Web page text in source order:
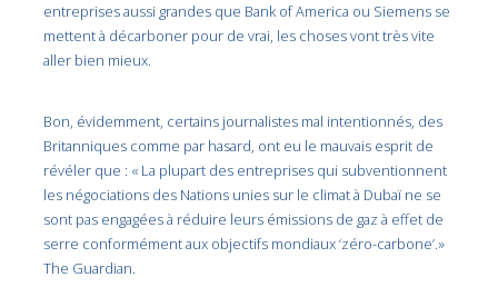
entreprises aussi grandes que Bank of America ou Siemens se
mettent à décarboner pour de vrai, les choses vont très vite
aller bien mieux.
Bon, évidemment, certains journalistes mal intentionnés, des
Britanniques comme par hasard, ont eu le mauvais esprit de
révéler que : « La plupart des entreprises qui subventionnent
les négociations des Nations unies sur le climat à Dubaï ne se
sont pas engagées à réduire leurs émissions de gaz à effet de
serre conformément aux objectifs mondiaux ‘zéro-carbone’.»
The Guardian.